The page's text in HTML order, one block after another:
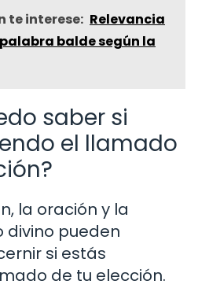
te interese: Relevancia
balde según la
saber si
el llamado
la oración y la
divino pueden
si estás
de tu elección.